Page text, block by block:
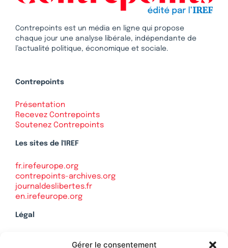
Gérer le consentement
Contrepoints est un média en ligne qui propose
chaque jour une analyse libérale, indépendante de
l’actualité politique, économique et sociale.
Contrepoints
Présentation
Recevez Contrepoints
Soutenez Contrepoints
Les sites de l'IREF
fr.irefeurope.org
contrepoints-archives.org
journaldeslibertes.fr
en.irefeurope.org
Légal